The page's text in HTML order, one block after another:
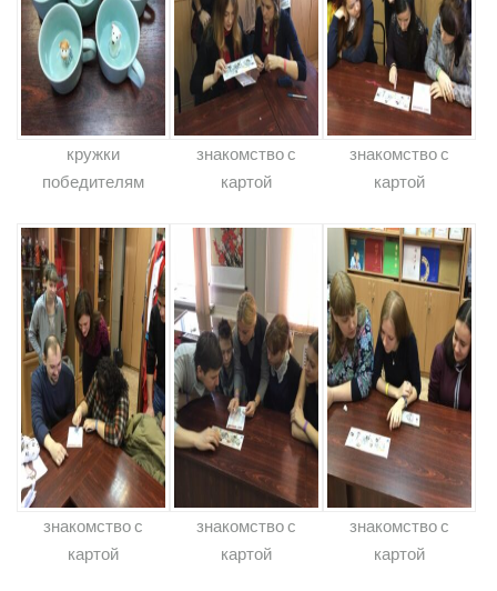
кружки
победителям
знакомство с
картой
знакомство с
картой
знакомство с
картой
знакомство с
картой
знакомство с
картой